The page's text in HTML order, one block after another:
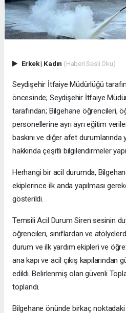
Erkek| Kadın (Haberi Sesli Oku)
Seydişehir İtfaiye Müdürlüğü
öncesinde; Seydişehir İtfaiye
tarafından; Bilgehane öğrencileri,
personellerine ayrı ayrı eğitim
baskını ve diğer afet durumlarında
hakkında çeşitli bilgilendirmeler
Herhangi bir acil durumda,
ekiplerince ilk anda yapılması
gösterildi.
Temsili Acil Durum Siren sesinin
öğrencileri, sınıflardan ve
durum ve ilk yardım ekipleri ve
ana kapı ve acil çıkış kapılarından
edildi. Belirlenmiş olan güvenli
toplandı.
Bilgehane önünde birkaç